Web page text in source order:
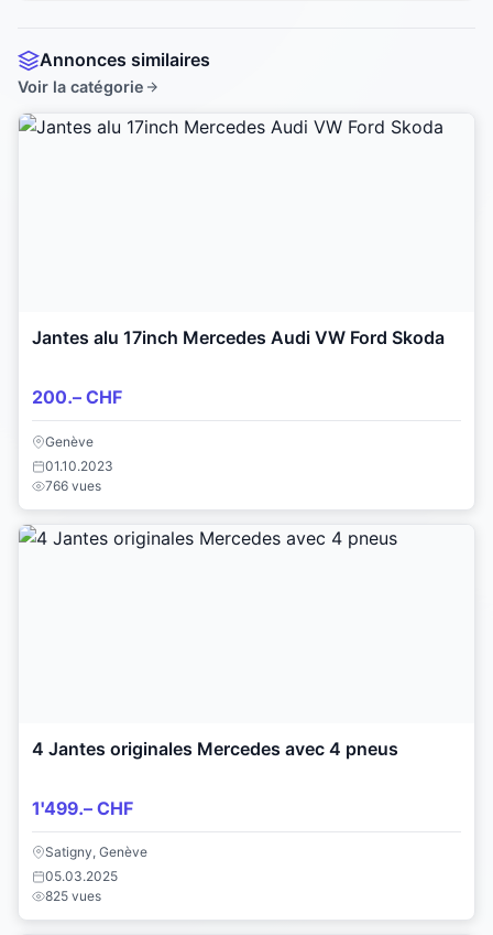
Annonces similaires
Voir la catégorie
Jantes alu 17inch Mercedes Audi VW Ford Skoda
200.– CHF
Genève
01.10.2023
766 vues
4 Jantes originales Mercedes avec 4 pneus
1'499.– CHF
Satigny, Genève
05.03.2025
825 vues